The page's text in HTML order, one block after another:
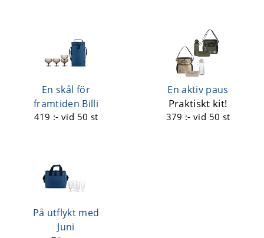
En skål för
framtiden Billi
419 :-vid 50 st
En aktiv paus
Praktiskt kit!
379 :-vid 50 st
På utflykt med
Juni